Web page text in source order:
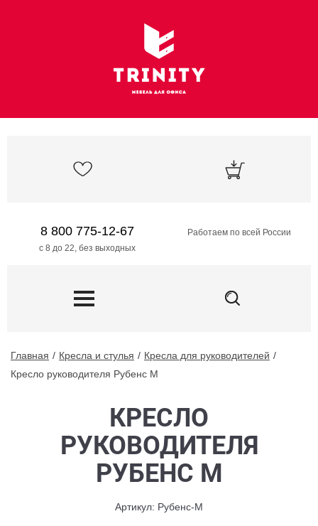
8 800 775-12-67
с 8 до 22, без выходных
Работаем по всей России
Главная Кресла и стулья
Кресла для руководителей
Кресло руководителя Рубенс М
КРЕСЛО
РУКОВОДИТЕЛЯ
РУБЕНС М
Артикул: Рубенс-М